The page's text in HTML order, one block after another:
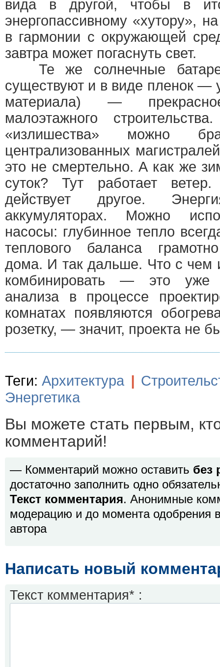
вида в другой, чтобы в
энергопассивному «хутору»,
в гармонии с окружающей
завтра может погаснуть свет.
Те же солнечные
существуют и в виде пленок —
материала) —
малоэтажного
«излишества» можно
централизованных
это не смертельно. А как же
суток? Тут работает
действует другое.
аккумуляторах. Можно
насосы: глубинное тепло
теплового баланса
дома. И так дальше. Что с чем
комбинировать — это уже
анализа в процессе
комнатах появляются
розетку, — значит, проекта не
Теги: Архитектура |
Энергетика
Вы можете стать первым,
комментарий!
— Комментарий можно оставить без
достаточно заполнить одно
Текст комментария. Анонимные
модерацию и до момента одобрения
автора
Написать новый
Текст комментария* :